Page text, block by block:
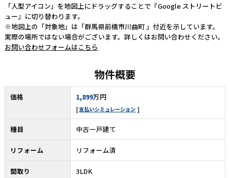
「人型アイコン」を地図上にドラッグすることで『Google ストリートビ
ュー』に切り替わります。
※地図上の「対象地」は「群馬県前橋市川曲町 」付近を示しています。
実際の場所ではない場合がございます。詳しくはお問い合わせください。
お問い合わせフォームはこちら
物件概要
価格 1,899万円
支払いシミュレーション
種目 中古一戸建て
リフォーム リフォーム済
間取り 3LDK